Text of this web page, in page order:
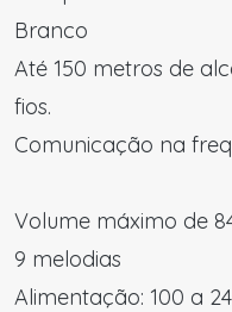
Branco
Até 150 metros de
fios.
Comunicação na
Volume máximo de
9 melodias
Alimentação: 100 a